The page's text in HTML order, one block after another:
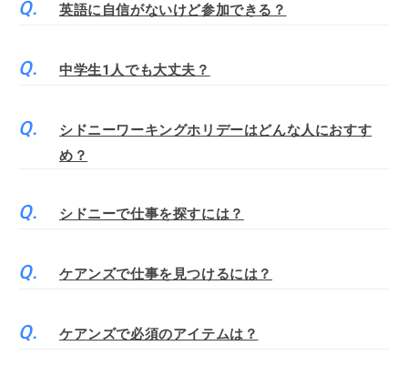
英語に自信がないけど参加できる？
中学生1人でも大丈夫？
シドニーワーキングホリデーはどんな人におすす
め？
シドニーで仕事を探すには？
ケアンズで仕事を見つけるには？
ケアンズで必須のアイテムは？